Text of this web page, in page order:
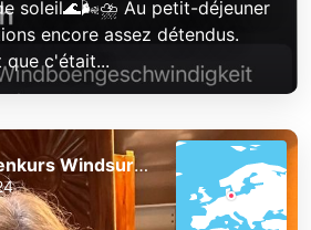
soleil🌊🌬️⛈️ Au petit-déjeuner
encore assez détendus.
que c'était...
Oberstufenkurs Windsurfen